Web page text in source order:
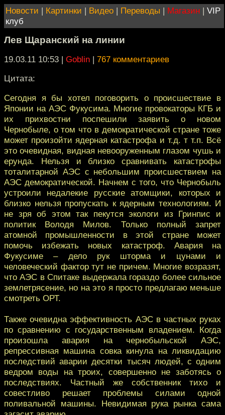
Новости | Картинки | Видео | Переводы | Магазин | VIP
клуб
Лев Щаранский на линии
19.03.11 10:53 | Goblin | 767 комментариев
Цитата:
Сегодня я бы хотел поговорить о происшествие в
Японии на АЭС Фукусима. Многие провокаторы КГБ и
их прихвостни поспешили заявить о новом
Чернобыле, о том что в демократической стране тоже
может произойти ядерная катастрофа и т.д. т т.п. Всё
это очевидная, видная невооруженным глазом чушь и
ерунда. Нельзя и близко сравнивать катастрофы
тоталитарной АЭС с небольшим происшествием на
АЭС демократической. Начнем с того, что Чернобыль
устроили недалекие русские атомщики, которых и
близко нельзя пропускать к ядерным технологиям. И
не зря об этом так пекутся экологи из Гринпис и
политик Володя Милов. Только полный запрет
атомной промышленности в этой стране может
помочь избежать новых катастроф. Авария на
Фукусиме – дело рук шторма и цунами и
человеческий фактор тут не причем. Многие возразят,
что АЭС в Спитаке выдержала гораздо более сильное
землетрясение, но на это я просто предлагаю меньше
смотреть ОРТ.
Также очевидна эффективность АЭС в частных руках
по сравнению с государственным владением. Когда
произошла авария на чернобыльской АЭС,
репрессивная машина совка кинула на ликвидацию
последствий аварии десятки тысяч людей, с одним
ведром воды на троих, совершенно не заботясь о
последствиях. Частный же собственник тихо и
совестливо решает проблемы силами одной
поливальной машины. Невидимая рука рынка сама